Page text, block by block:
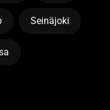
Seinäjoki